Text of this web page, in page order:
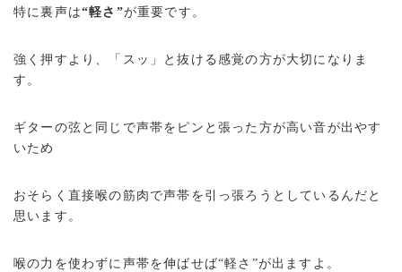
特に裏声は“軽さ”が重要です。
強く押すより、「スッ」と抜ける感覚の方が大切になりま
す。
ギターの弦と同じで声帯をピンと張った方が高い音が出やす
いため
おそらく直接喉の筋肉で声帯を引っ張ろうとしているんだと
思います。
喉の力を使わずに声帯を伸ばせば“軽さ”が出ますよ。